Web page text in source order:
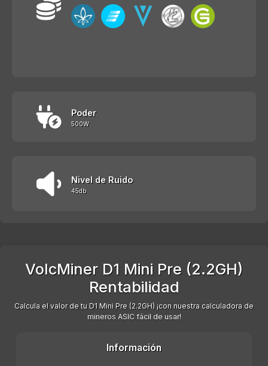
Poder
500W
Nivel de Ruido
45db
VolcMiner D1 Mini Pre (2.2GH)
Rentabilidad
Calcula el valor de tu D1 Mini Pre (2.2GH) ¡con nuestra calculadora de
mineros ASIC fácil de usar!
Información